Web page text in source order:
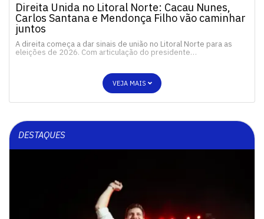
Direita Unida no Litoral Norte: Cacau Nunes,
Carlos Santana e Mendonça Filho vão caminhar
juntos
A direita começa a dar sinais de união no Litoral Norte para as
eleições de 2026. Com articulação do presidente…
VEJA MAIS
DESTAQUES